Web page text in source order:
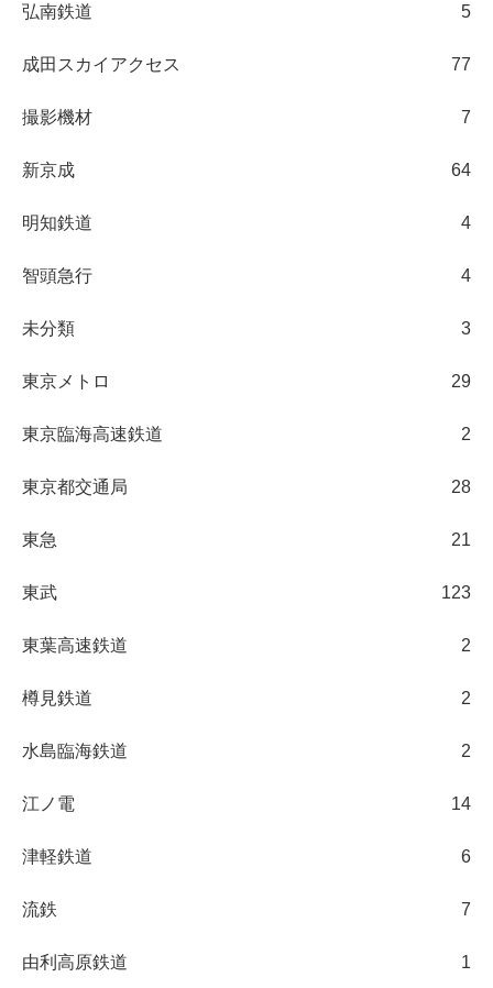
弘南鉄道 5
成田スカイアクセス 77
撮影機材 7
新京成 64
明知鉄道 4
智頭急行 4
未分類 3
東京メトロ 29
東京臨海高速鉄道 2
東京都交通局 28
東急 21
東武 123
東葉高速鉄道 2
樽見鉄道 2
水島臨海鉄道 2
江ノ電 14
津軽鉄道 6
流鉄 7
由利高原鉄道 1